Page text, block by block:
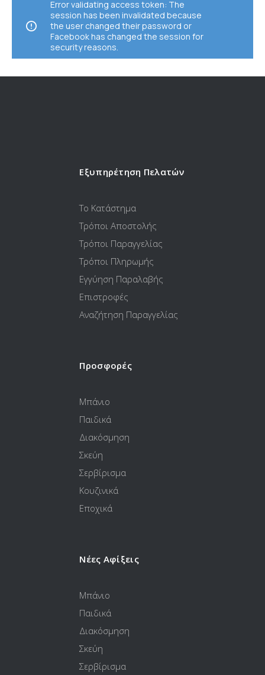
Error validating access token: The
session has been invalidated because
the user changed their password or
Facebook has changed the session for
security reasons.
Εξυπηρέτηση Πελατών
Το Κατάστημα
Τρόποι Αποστολής
Τρόποι Παραγγελίας
Τρόποι Πληρωμής
Εγγύηση Παραλαβής
Επιστροφές
Αναζήτηση Παραγγελίας
Προσφορές
Μπάνιο
Παιδικά
Διακόσμηση
Σκεύη
Σερβίρισμα
Κουζινικά
Εποχικά
Νέες Αφίξεις
Μπάνιο
Παιδικά
Διακόσμηση
Σκεύη
Σερβίρισμα